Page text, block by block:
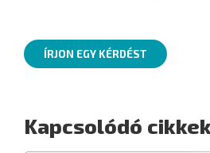
ÍRJON EGY KÉRDÉST
Kapcsolódó cikkek